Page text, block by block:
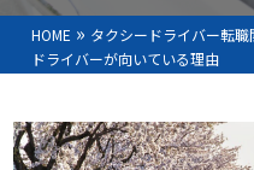
HOME » タクシードライバー転職
ドライバーが向いている理由